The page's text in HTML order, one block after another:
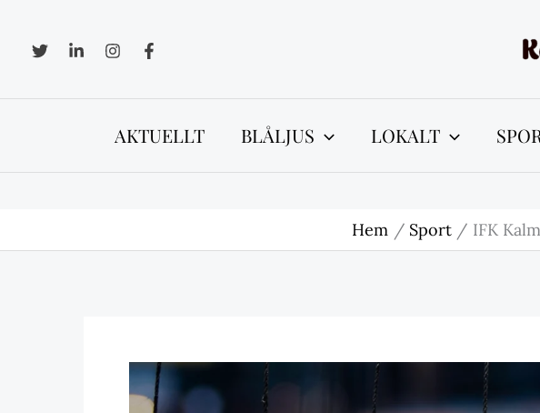
innehåll
AKTUELLT BLÅLJUS LOKALT
Hem Sport IFK